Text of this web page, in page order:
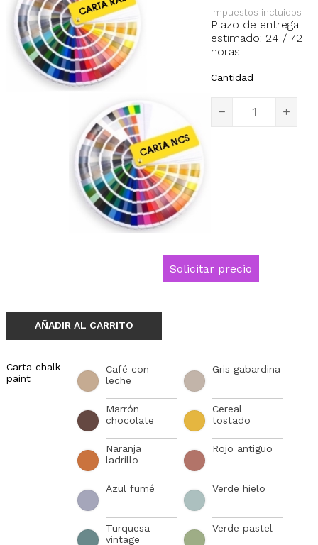
Solicitar precio
Impuestos incluidos
Plazo de entrega
estimado: 24 / 72
horas
Cantidad
AÑADIR AL CARRITO
Carta chalk
paint
Café con
leche
Gris gabardina
Marrón
chocolate
Cereal
tostado
Naranja
ladrillo
Rojo antiguo
Azul fumé Verde hielo
Turquesa
vintage
Verde pastel